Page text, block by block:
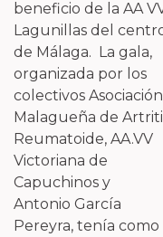
beneficio de la AA
Lagunillas del
de Málaga. La gala,
organizada por los
colectivos Asociación
Malagueña de
Reumatoide, AA.VV
Victoriana de
Capuchinos y
Antonio García
Pereyra, tenía como